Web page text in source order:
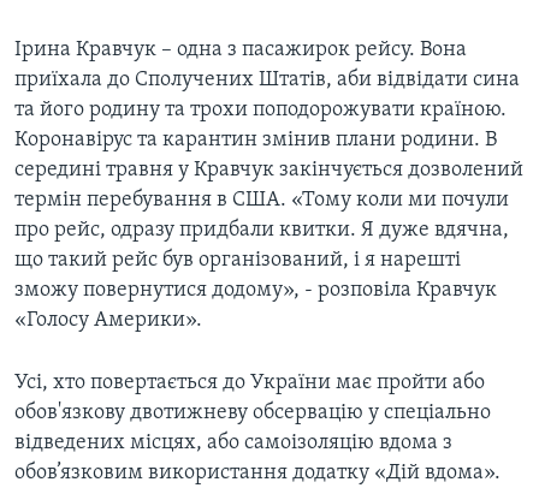
Ірина Кравчук – одна з пасажирок рейсу. Вона
приїхала до Сполучених Штатів, аби відвідати сина
та його родину та трохи поподорожувати країною.
Коронавірус та карантин змінив плани родини. В
середині травня у Кравчук закінчується дозволений
термін перебування в США. «Тому коли ми почули
про рейс, одразу придбали квитки. Я дуже вдячна,
що такий рейс був організований, і я нарешті
зможу повернутися додому», - розповіла Кравчук
«Голосу Америки».
Усі, хто повертається до України має пройти або
обов'язкову двотижневу обсервацію у спеціально
відведених місцях, або самоізоляцію вдома з
обов’язковим використання додатку «Дій вдома».